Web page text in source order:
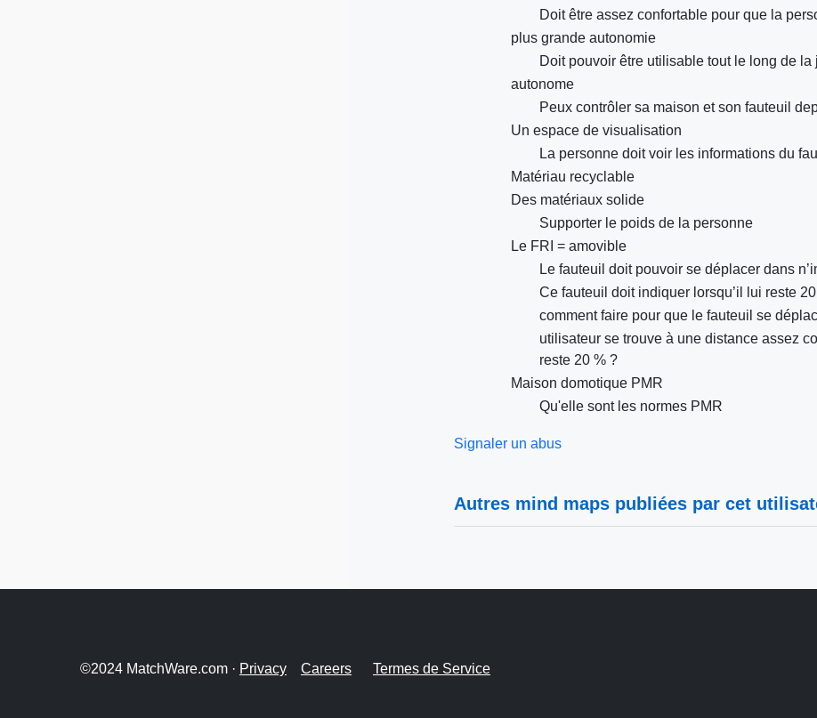
Doit être assez confortable pour que la
plus grande autonomie
Doit pouvoir être utilisable tout le long de la
autonome
Peux contrôler sa maison et son fauteuil
Un espace de visualisation
La personne doit voir les informations du
Matériau recyclable
Des matériaux solide
Supporter le poids de la personne
Le FRI = amovible
Le fauteuil doit pouvoir se déplacer dans
Ce fauteuil doit indiquer lorsqu’il lui reste
comment faire pour que le fauteuil se
utilisateur se trouve à une distance assez
reste 20 % ?
Maison domotique PMR
Qu'elle sont les normes PMR
Signaler un abus
Autres mind maps publiées par cet
©2024 MatchWare.com · Privacy Careers Termes de Service